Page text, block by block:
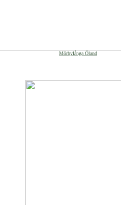
Mörbylånga Öland